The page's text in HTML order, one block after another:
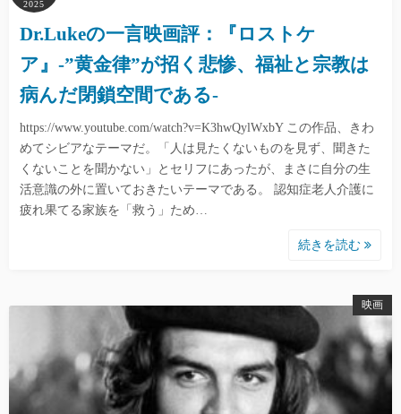
2025
Dr.Lukeの一言映画評：『ロストケ
ア』-”黄金律”が招く悲惨、福祉と宗教は
病んだ閉鎖空間である-
https://www.youtube.com/watch?v=K3hwQylWxbY この作品、きわ
めてシビアなテーマだ。「人は見たくないものを見ず、聞きた
くないことを聞かない」とセリフにあったが、まさに自分の生
活意識の外に置いておきたいテーマである。 認知症老人介護に
疲れ果てる家族を「救う」ため…
続きを読む
映画